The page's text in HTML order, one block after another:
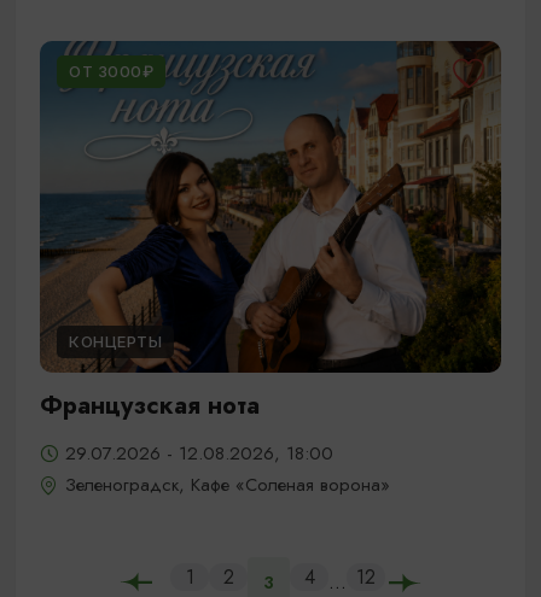
ОТ 3000₽
КОНЦЕРТЫ
Французская нота
29.07.2026 - 12.08.2026, 18:00
Зеленоградск, Кафе «Соленая ворона»
1 2 3 4 ... 12